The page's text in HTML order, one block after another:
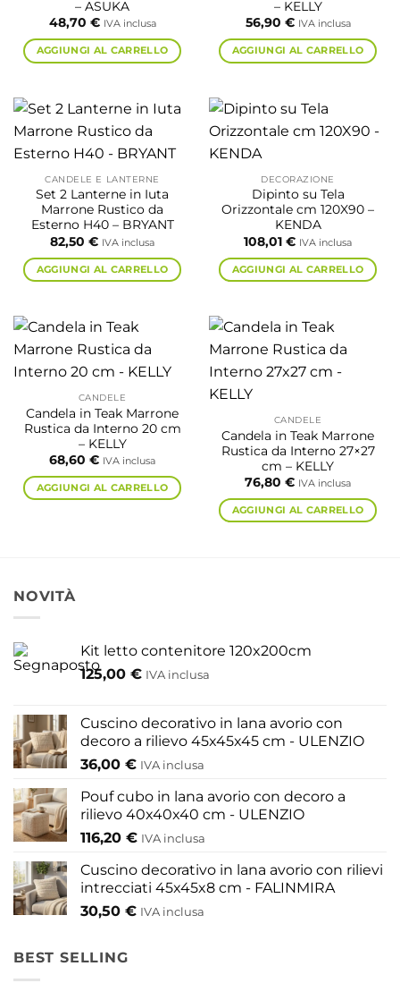
– ASUKA
48,70 € IVA inclusa
AGGIUNGI AL CARRELLO
– KELLY
56,90 € IVA inclusa
AGGIUNGI AL CARRELLO
CANDELE E LANTERNE
Set 2 Lanterne in Iuta
Marrone Rustico da
Esterno H40 – BRYANT
82,50 € IVA inclusa
AGGIUNGI AL CARRELLO
DECORAZIONE
Dipinto su Tela
Orizzontale cm 120X90 –
KENDA
108,01 € IVA inclusa
AGGIUNGI AL CARRELLO
CANDELE
Candela in Teak Marrone
Rustica da Interno 20 cm
– KELLY
68,60 € IVA inclusa
AGGIUNGI AL CARRELLO
CANDELE
Candela in Teak Marrone
Rustica da Interno 27×27
cm – KELLY
76,80 € IVA inclusa
AGGIUNGI AL CARRELLO
NOVITÀ
Kit letto contenitore 120x200cm
125,00 € IVA inclusa
Cuscino decorativo in lana avorio con
decoro a rilievo 45x45x45 cm - ULENZIO
36,00 € IVA inclusa
Pouf cubo in lana avorio con decoro a
rilievo 40x40x40 cm - ULENZIO
116,20 € IVA inclusa
Cuscino decorativo in lana avorio con rilievi
intrecciati 45x45x8 cm - FALINMIRA
30,50 € IVA inclusa
BEST SELLING